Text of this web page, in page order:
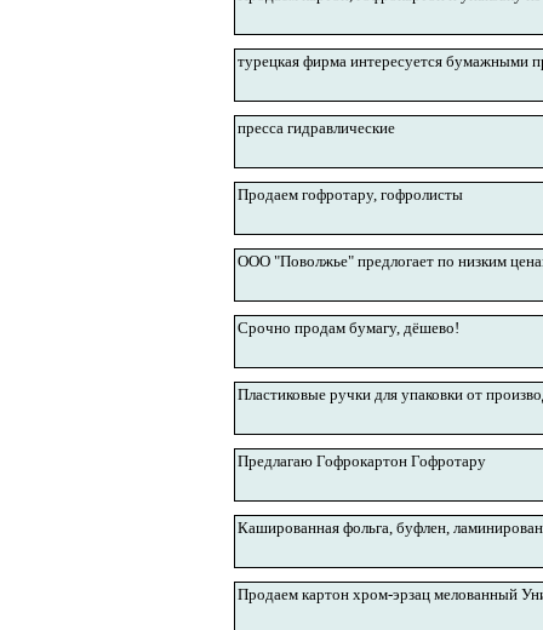
турецкая фирма интересуется бумажными
пресса гидравлические
Продаем гофротару, гофролисты
ООО "Поволжье" предлогает по низким
Срочно продам бумагу, дёшево!
Пластиковые ручки для упаковки от
Предлагаю Гофрокартон Гофротару
Кашированная фольга, буфлен,
Продаем картон хром-эрзац мелованный